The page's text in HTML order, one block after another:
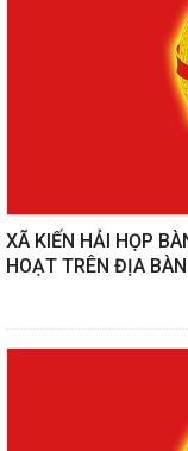
XÃ KIẾN HẢI HỌP
HOẠT TRÊN ĐỊA BÀN